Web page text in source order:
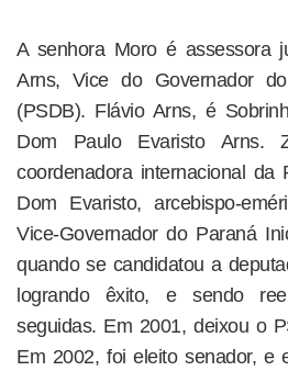
A senhora Moro é assessora
Arns, Vice do Governador
(PSDB). Flávio Arns, é
Dom Paulo Evaristo Arns.
coordenadora internacional da
Dom Evaristo, arcebispo-
Vice-Governador do Paraná
quando se candidatou a
logrando êxito, e sendo
seguidas. Em 2001, deixou o
Em 2002, foi eleito senador, e